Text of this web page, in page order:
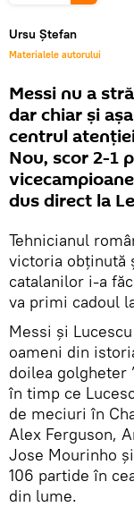
Ursu Ștefan
Materialele autorului
Messi nu a
dar chiar și
centrul
Nou, scor 2-1
dus direct la
Tehnicianul
victoria obținută
catalanilor i-a
va primi cadoul
Messi și
oameni din
doilea golgheter
în timp ce
de meciuri în
Alex Ferguson,
Jose Mourinho
106 partide în
din lume.